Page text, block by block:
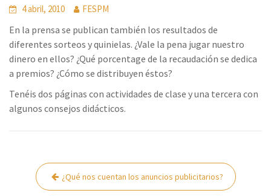
4 abril, 2010 FESPM
En la prensa se publican también los resultados de
diferentes sorteos y quinielas. ¿Vale la pena jugar nuestro
dinero en ellos? ¿Qué porcentage de la recaudación se dedica
a premios? ¿Cómo se distribuyen éstos?
Tenéis dos páginas con actividades de clase y una tercera con
algunos consejos didácticos.
Navegación¿Qué nos cuentan los anuncios publicitarios?